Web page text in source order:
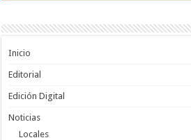
Inicio
Editorial
Edición Digital
Noticias
Locales